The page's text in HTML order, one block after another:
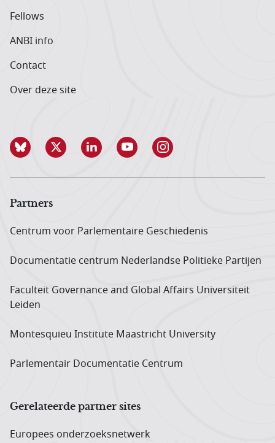
Fellows
ANBI info
Contact
Over deze site
Partners
Centrum voor Parlementaire Geschiedenis
Documentatie centrum Neder­landse Politieke Partijen
Faculteit Governance and Global Affairs Universiteit
Leiden
Montesquieu Institute Maastricht University
Parlementair Documentatie Centrum
Gerelateerde partner sites
Europees onderzoeks­netwerk